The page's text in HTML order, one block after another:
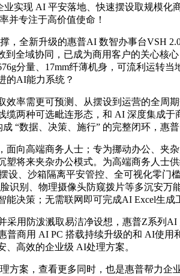
实现 AI 平安落地、快速摆设取规模
专注于高价值使命！
全新升级的惠普AI 数智办事台VSH
全域协同，已成为商用客户的关心核
分量、17mm纤薄机身，可流利运转
的AI能力系统？
需更可预测、从摆设到运营的全周
两种可选毗连形态，和 AI 深度集成
“数据、决策、施行” 的完整闭环，惠
高端商务人士；专为挪动办公、夹
将来夹杂办公模式。为高端商务人
、沙箱隔离平安管控、全可视化零门
别、物理摄像头防窥拨片等多沉安
决策；无需联网即可完成AI Excel生成
用防泼溅取易洁净设想，惠普Z系列
商用 AI PC 搭载持续升级的和 AI使
高效的企业级 AI处理方案。
案，查看更多同时，也是惠普帮力企